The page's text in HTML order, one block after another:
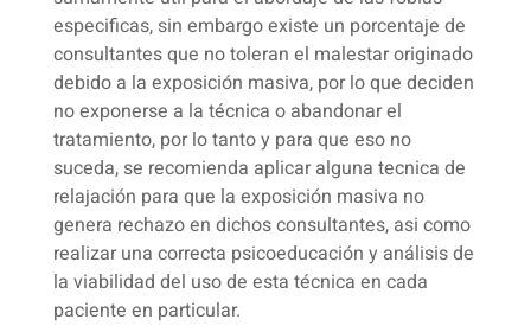
especificas, sin embargo existe un porcentaje de
consultantes que no toleran el malestar originado
debido a la exposición masiva, por lo que deciden
no exponerse a la técnica o abandonar el
tratamiento, por lo tanto y para que eso no
suceda, se recomienda aplicar alguna tecnica de
relajación para que la exposición masiva no
genera rechazo en dichos consultantes, asi como
realizar una correcta psicoeducación y análisis de
la viabilidad del uso de esta técnica en cada
paciente en particular.